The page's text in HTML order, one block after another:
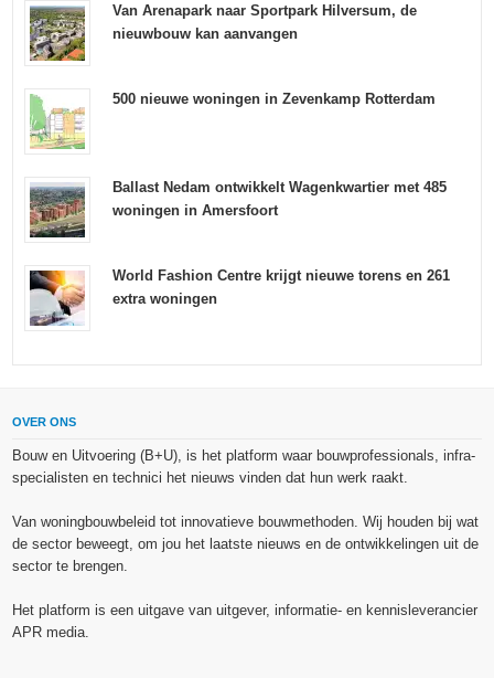
Van Arenapark naar Sportpark Hilversum, de
nieuwbouw kan aanvangen
500 nieuwe woningen in Zevenkamp Rotterdam
Ballast Nedam ontwikkelt Wagenkwartier met 485
woningen in Amersfoort
World Fashion Centre krijgt nieuwe torens en 261
extra woningen
OVER ONS
Bouw en Uitvoering (B+U), is het platform waar bouwprofessionals, infra-
specialisten en technici het nieuws vinden dat hun werk raakt.
Van woningbouwbeleid tot innovatieve bouwmethoden. Wij houden bij wat
de sector beweegt, om jou het laatste nieuws en de ontwikkelingen uit de
sector te brengen.
Het platform is een uitgave van uitgever, informatie- en kennisleverancier
APR media.